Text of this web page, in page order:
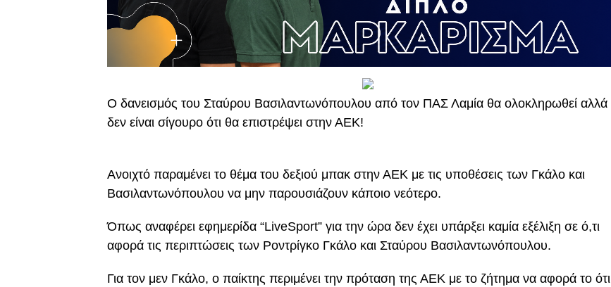
Ο δανεισμός του Σταύρου Βασιλαντωνόπουλου από τον ΠΑΣ Λαμία θα ολοκληρωθεί αλλά
δεν είναι σίγουρο ότι θα επιστρέψει στην ΑΕΚ!
Ανοιχτό παραμένει το θέμα του δεξιού μπακ στην ΑΕΚ με τις υποθέσεις των Γκάλο και
Βασιλαντωνόπουλου να μην παρουσιάζουν κάποιο νεότερο.
Όπως αναφέρει εφημερίδα “LiveSport” για την ώρα δεν έχει υπάρξει καμία εξέλιξη σε ό,τι
αφορά τις περιπτώσεις των Ροντρίγκο Γκάλο και Σταύρου Βασιλαντωνόπουλου.
Για τον μεν Γκάλο, ο παίκτης περιμένει την πρόταση της ΑΕΚ με το ζήτημα να αφορά το ότι